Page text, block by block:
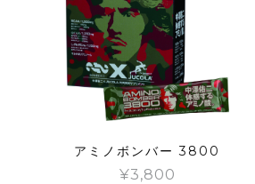
アミノボンバー 3800
¥3,800